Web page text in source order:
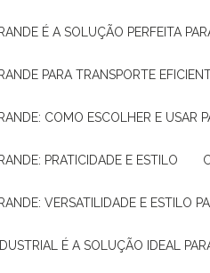
É A SOLUÇÃO PERFEITA
PARA TRANSPORTE
COMO ESCOLHER E USAR
PRATICIDADE E ESTILO
VERSATILIDADE E ESTILO
É A SOLUÇÃO IDEAL